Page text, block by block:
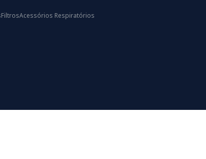
FiltrosAcessórios Respiratórios